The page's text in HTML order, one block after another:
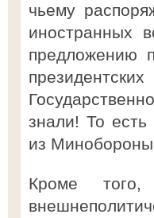
чьему
иностранных
предложению
знали! То
из
Кроме